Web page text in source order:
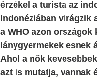
érzékel a turista az
Indonéziában virágzik
a WHO azon
lánygyermekek esnek
Ahol a nők
azt is mutatja, vannak